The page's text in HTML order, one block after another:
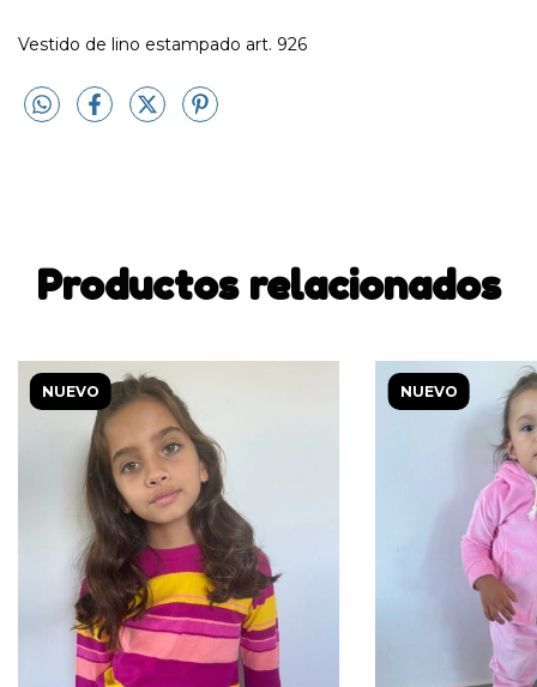
Vestido de lino estampado art. 926
Productos relacionados
NUEVO NUEVO